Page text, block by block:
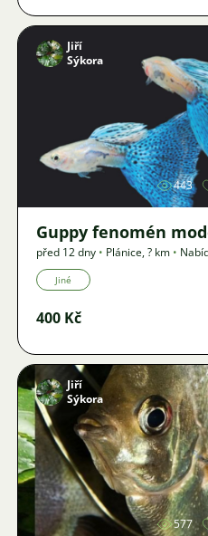
Jiří
Sýkora
443
Guppy fenomén
před 12 dny • Plánice,? km •
Jiné
400 Kč
Jiří
Sýkora
577